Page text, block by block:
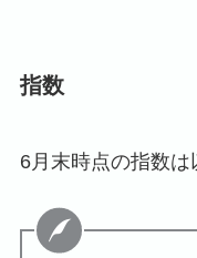
指数
6月末時点の指数は